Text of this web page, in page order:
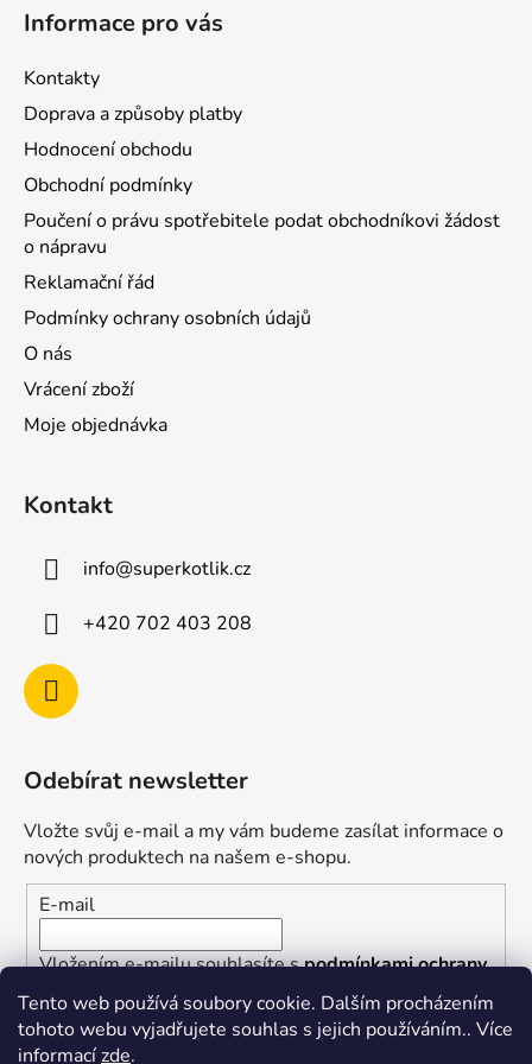
Tento web používá soubory cookie. Dalším procházením
tohoto webu vyjadřujete souhlas s jejich používáním.. Více
informacízde.
Informace pro vás
Kontakty
Doprava a způsoby platby
Hodnocení obchodu
Obchodní podmínky
Poučení o právu spotřebitele podat obchodníkovi žádost
o nápravu
Reklamační řád
Podmínky ochrany osobních údajů
O nás
Vrácení zboží
Moje objednávka
Kontakt
info@superkotlik.cz
+420 702 403 208
Odebírat newsletter
Vložte svůj e-mail a my vám budeme zasílat informace o
nových produktech na našem e-shopu.
E-mail
Vložením e-mailu souhlasíte spodmínkami ochrany
osobních údajů
PŘIHLÁSIT SE